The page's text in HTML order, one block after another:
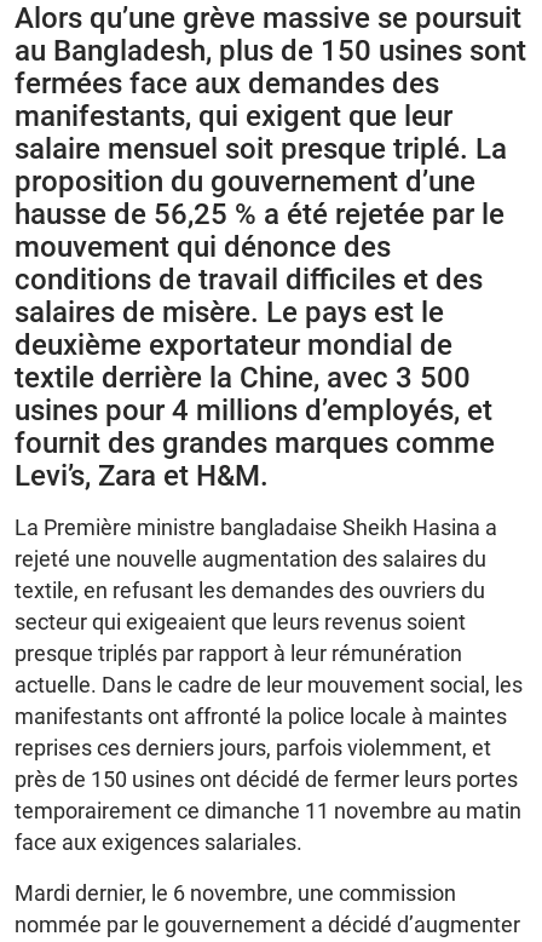
Alors qu’une grève massive se poursuit
au Bangladesh, plus de 150 usines sont
fermées face aux demandes des
manifestants, qui exigent que leur
salaire mensuel soit presque triplé. La
proposition du gouvernement d’une
hausse de 56,25 % a été rejetée par le
mouvement qui dénonce des
conditions de travail difficiles et des
salaires de misère. Le pays est le
deuxième exportateur mondial de
textile derrière la Chine, avec 3 500
usines pour 4 millions d’employés, et
fournit des grandes marques comme
Levi’s, Zara et H&M.
La Première ministre bangladaise Sheikh Hasina a
rejeté une nouvelle augmentation des salaires du
textile, en refusant les demandes des ouvriers du
secteur qui exigeaient que leurs revenus soient
presque triplés par rapport à leur rémunération
actuelle. Dans le cadre de leur mouvement social, les
manifestants ont affronté la police locale à maintes
reprises ces derniers jours, parfois violemment, et
près de 150 usines ont décidé de fermer leurs portes
temporairement ce dimanche 11 novembre au matin
face aux exigences salariales.
Mardi dernier, le 6 novembre, une commission
nommée par le gouvernement a décidé d’augmenter